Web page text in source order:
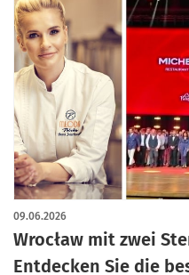
Wrocław mit zwei
Entdecken Sie die
09.06.2026